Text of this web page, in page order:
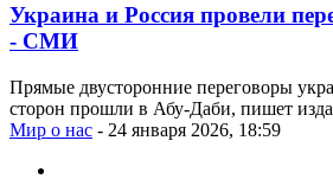
Украина и Россия провели
- СМИ
Прямые двусторонние переговоры
сторон прошли в Абу-Даби, пишет
Мир о нас - 24 января 2026, 18:59